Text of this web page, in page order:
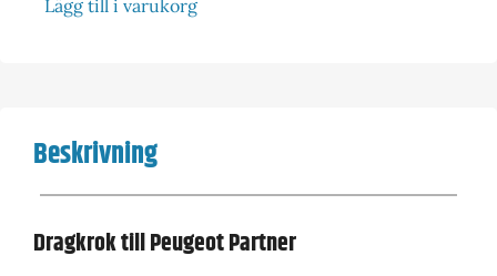
Lägg till i varukorg
Beskrivning
Dragkrok till Peugeot Partner